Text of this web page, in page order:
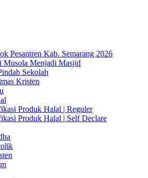
Pesantren Kab. Semarang 2026
Musola Menjadi Masjid
Sekolah
Kristen
Produk Halal | Reguler
Produk Halal | Self Declare